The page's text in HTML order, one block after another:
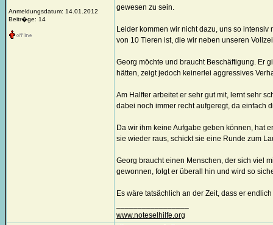
Anmeldungsdatum: 14.01.2012
Beitr�ge: 14
gewesen zu sein.
Leider kommen wir nicht dazu, uns so
von 10 Tieren ist, die wir neben unseren
Georg möchte und braucht Beschäftigung. Er
hätten, zeigt jedoch keinerlei aggressives
Am Halfter arbeitet er sehr gut mit, lernt sehr
dabei noch immer recht aufgeregt, da einfach
Da wir ihm keine Aufgabe geben können, hat
sie wieder raus, schickt sie eine Runde zum
Georg braucht einen Menschen, der sich viel
gewonnen, folgt er überall hin und wird so
Es wäre tatsächlich an der Zeit, dass er
www.noteselhilfe.org